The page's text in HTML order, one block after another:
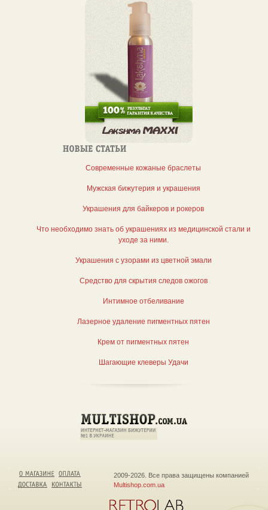
Современные кожаные браслеты
Мужская бижутерия и украшения
Украшения для байкеров и рокеров
Что необходимо знать об украшениях из медицинской стали и
уходе за ними.
Украшения с узорами из цветной эмали
Средство для скрытия следов ожогов
Интимное отбеливание
Лазерное удаление пигментных пятен
Крем от пигментных пятен
Шагающие клеверы Удачи
2009-2026. Все права защищены компанией
Multishop.com.ua